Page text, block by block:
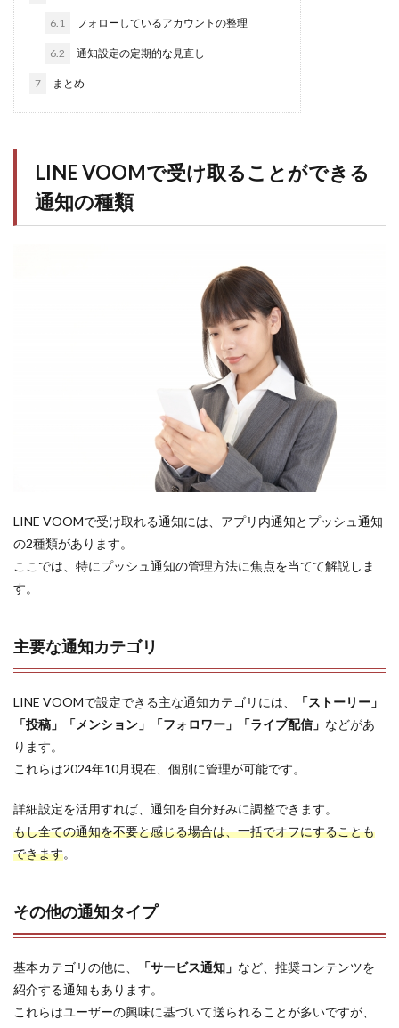
6.1 フォローしているアカウントの整理
6.2 通知設定の定期的な見直し
7 まとめ
LINE VOOMで受け取ることができる
通知の種類
LINE VOOMで受け取れる通知には、アプリ内通知とプッシュ通知
の2種類があります。
ここでは、特にプッシュ通知の管理方法に焦点を当てて解説しま
す。
主要な通知カテゴリ
LINE VOOMで設定できる主な通知カテゴリには、
「ストーリー」
「投稿」「メンション」「フォロワー」「ライブ配信」 などがあ
ります。
これらは2024年10月現在、個別に管理が可能です。
詳細設定を活用すれば、通知を自分好みに調整できます。
もし全ての通知を不要と感じる場合は、一括でオフにすることも
できます。
その他の通知タイプ
基本カテゴリの他に、 「サービス通知」 など、推奨コンテンツを
紹介する通知もあります。
これらはユーザーの興味に基づいて送られることが多いですが、